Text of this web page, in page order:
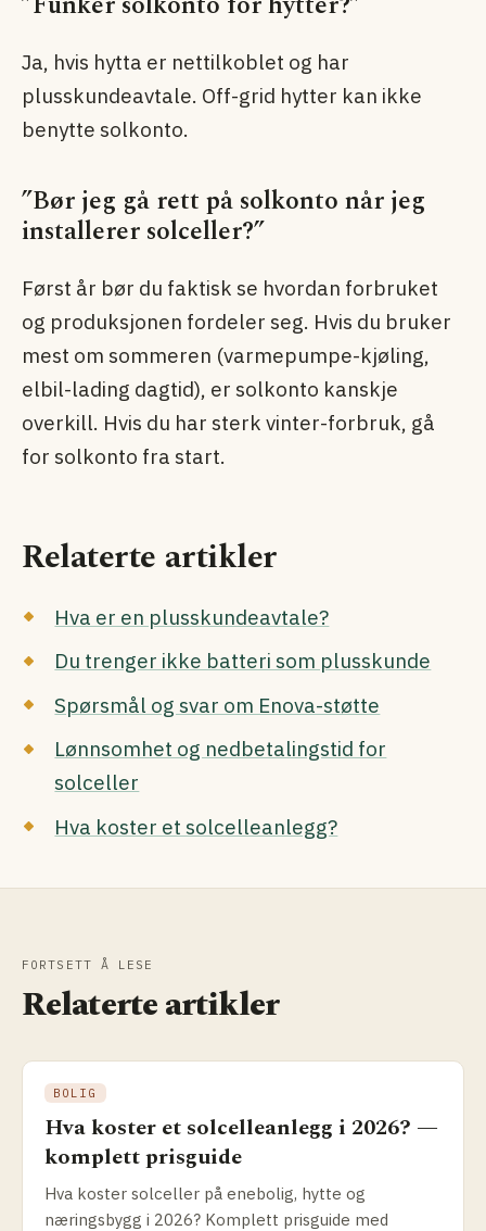
Ja, hvis hytta er nettilkoblet og har
plusskundeavtale. Off-grid hytter kan ikke
benytte solkonto.
”Bør jeg gå rett på solkonto når jeg
installerer solceller?”
Først år bør du faktisk se hvordan forbruket
og produksjonen fordeler seg. Hvis du bruker
mest om sommeren (varmepumpe-kjøling,
elbil-lading dagtid), er solkonto kanskje
overkill. Hvis du har sterk vinter-forbruk, gå
for solkonto fra start.
Relaterte artikler
Hva er en plusskundeavtale?
Du trenger ikke batteri som plusskunde
Spørsmål og svar om Enova-støtte
Lønnsomhet og nedbetalingstid for
solceller
Hva koster et solcelleanlegg?
FORTSETT Å LESE
Relaterte artikler
BOLIG
Hva koster et solcelleanlegg i 2026? —
komplett prisguide
Hva koster solceller på enebolig, hytte og
næringsbygg i 2026? Komplett prisguide med